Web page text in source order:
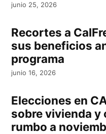
junio 25, 2026
Recortes a
sus beneficios
programa
junio 16, 2026
Elecciones en
sobre vivienda y
rumbo a